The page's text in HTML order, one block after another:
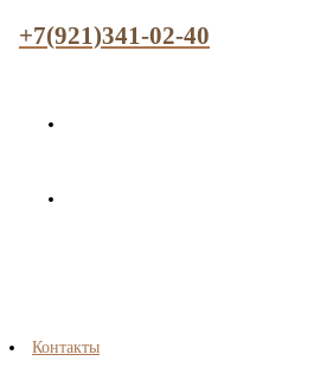
+7(921)341-02-40
Контакты